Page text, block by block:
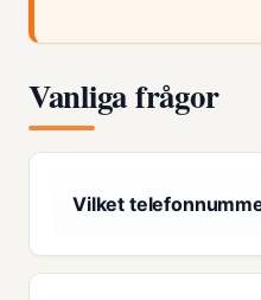
Vanliga frågor
Vilket